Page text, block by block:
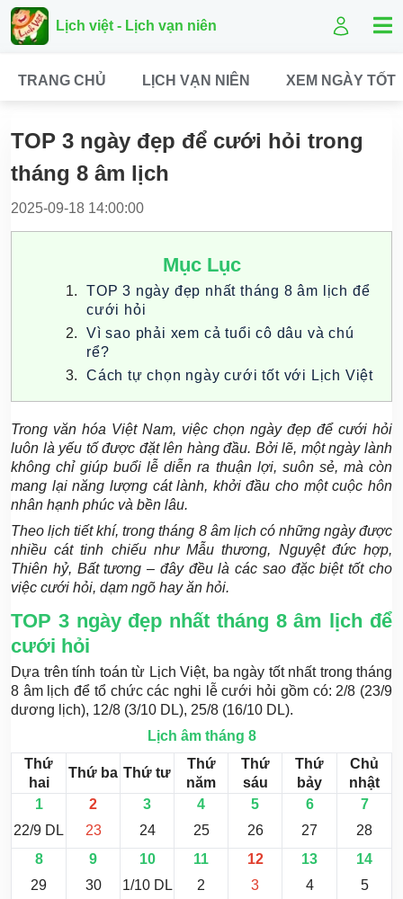
Lịch việt - Lịch vạn niên
TRANG CHỦ LỊCH VẠN NIÊN XEM NGÀY TỐT
TOP 3 ngày đẹp để cưới hỏi trong
tháng 8 âm lịch
2025-09-18 14:00:00
Mục Lục
TOP 3 ngày đẹp nhất tháng 8 âm lịch để
cưới hỏi
Vì sao phải xem cả tuổi cô dâu và chú
rể?
Cách tự chọn ngày cưới tốt với Lịch Việt
Trong văn hóa Việt Nam, việc chọn ngày đẹp để cưới hỏi
luôn là yếu tố được đặt lên hàng đầu. Bởi lẽ, một ngày lành
không chỉ giúp buổi lễ diễn ra thuận lợi, suôn sẻ, mà còn
mang lại năng lượng cát lành, khởi đầu cho một cuộc hôn
nhân hạnh phúc và bền lâu.
Theo lịch tiết khí, trong tháng 8 âm lịch có những ngày được
nhiều cát tinh chiếu như Mẫu thương, Nguyệt đức hợp,
Thiên hỷ, Bất tương – đây đều là các sao đặc biệt tốt cho
việc cưới hỏi, dạm ngõ hay ăn hỏi.
TOP 3 ngày đẹp nhất tháng 8 âm lịch để
cưới hỏi
Dựa trên tính toán từ Lịch Việt, ba ngày tốt nhất trong tháng
8 âm lịch để tổ chức các nghi lễ cưới hỏi gồm có: 2/8 (23/9
dương lịch), 12/8 (3/10 DL), 25/8 (16/10 DL).
Lịch âm tháng 8
Thứ
hai
Thứ ba Thứ tư
Thứ
năm
Thứ
sáu
Thứ
bảy
Chủ
nhật
1
22/9 DL
2
23
3
24
4
25
5
26
6
27
7
28
8
29
9
30
10
1/10 DL
11
2
12
3
13
4
14
5